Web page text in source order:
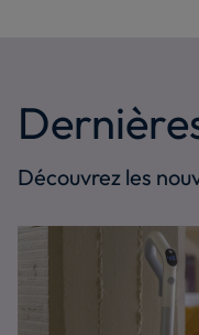
Découvrez les